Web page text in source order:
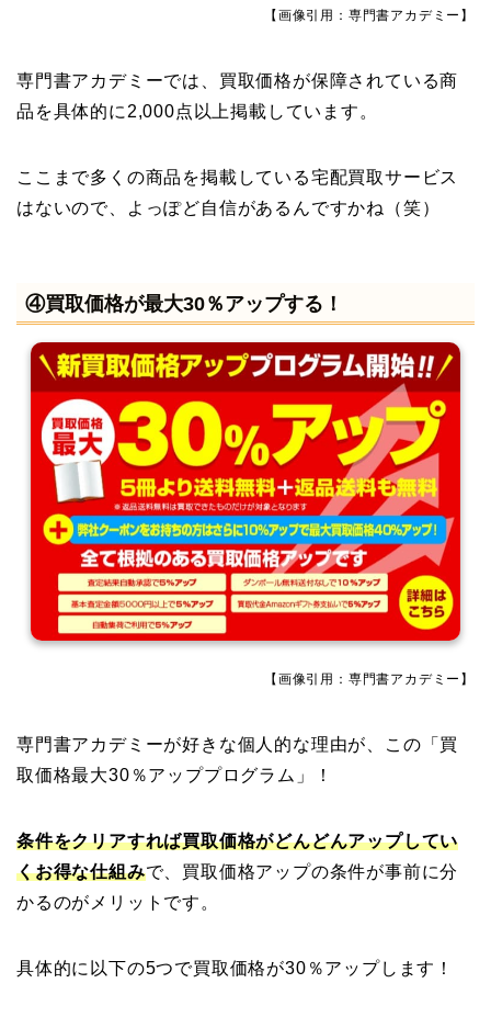
【画像引用：専門書アカデミー】
専門書アカデミーでは、買取価格が保障されている商
品を具体的に2,000点以上掲載しています。
ここまで多くの商品を掲載している宅配買取サービス
はないので、よっぽど自信があるんですかね（笑）
④買取価格が最大30％アップする！
【画像引用：専門書アカデミー】
専門書アカデミーが好きな個人的な理由が、この「買
取価格最大30％アッププログラム」！
条件をクリアすれば買取価格がどんどんアップしてい
くお得な仕組みで、買取価格アップの条件が事前に分
かるのがメリットです。
具体的に以下の5つで買取価格が30％アップします！